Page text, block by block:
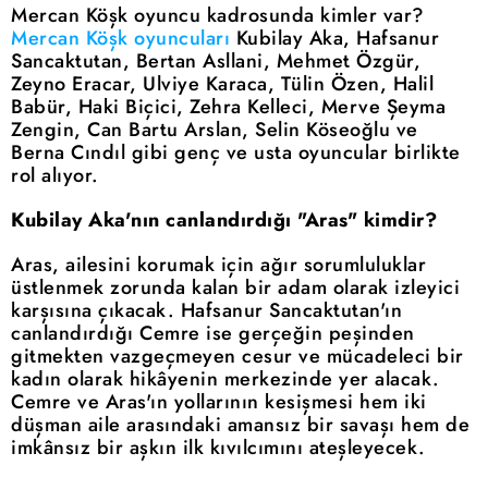
Mercan Köşk oyuncu kadrosunda kimler var?
Mercan Köşk oyuncuları Kubilay Aka, Hafsanur
Sancaktutan, Bertan Asllani, Mehmet Özgür,
Zeyno Eracar, Ulviye Karaca, Tülin Özen, Halil
Babür, Haki Biçici, Zehra Kelleci, Merve Şeyma
Zengin, Can Bartu Arslan, Selin Köseoğlu ve
Berna Cındıl gibi genç ve usta oyuncular birlikte
rol alıyor.
Kubilay Aka'nın canlandırdığı "Aras" kimdir?
Aras, ailesini korumak için ağır sorumluluklar
üstlenmek zorunda kalan bir adam olarak izleyici
karşısına çıkacak. Hafsanur Sancaktutan'ın
canlandırdığı Cemre ise gerçeğin peşinden
gitmekten vazgeçmeyen cesur ve mücadeleci bir
kadın olarak hikâyenin merkezinde yer alacak.
Cemre ve Aras'ın yollarının kesişmesi hem iki
düşman aile arasındaki amansız bir savaşı hem de
imkânsız bir aşkın ilk kıvılcımını ateşleyecek.